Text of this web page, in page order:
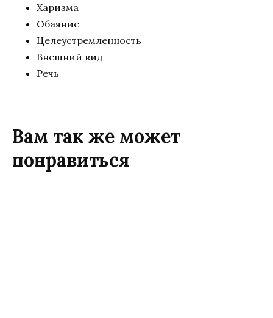
Харизма
Обаяние
Целеустремленность
Внешний вид
Речь
Вам так же может
понравиться